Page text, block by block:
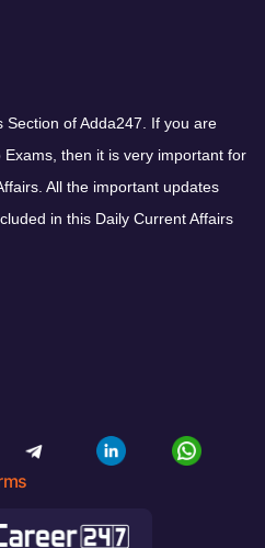
Section of Adda247. If you are
then it is very important for
All the important updates
in this Daily Current Affairs